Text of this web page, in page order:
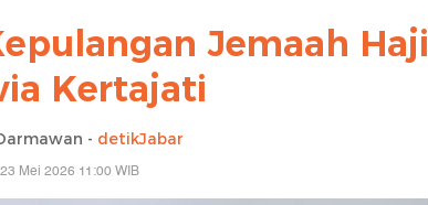
Jemaah Haji
Kertajati
- detikJabar
Mei 2026 11:00 WIB